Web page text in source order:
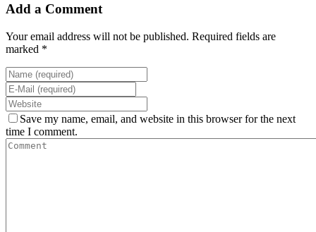
Add a Comment
Your email address will not be published. Required fields are
marked *
Save my name, email, and website in this browser for the next
time I comment.